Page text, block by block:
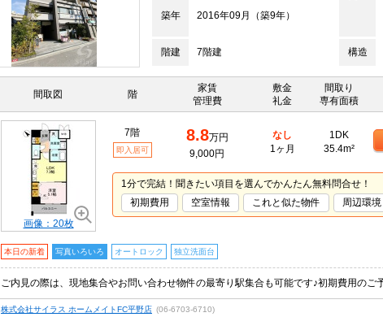
築年 2016年09月（築9年）
階建 7階建 構造
間取図 階
家賃
管理費
敷金
礼金
間取り
専有面積
画像：20枚
7階
即入居可
8.8万円
9,000円
なし
1ヶ月
1DK
35.4m²
1分で完結！聞きたい項目を選んでかんたん無料問合せ！
初期費用
空室情報 これと似た物件 周辺環境
本日の新着 写真いろいろ オートロック 独立洗面台
株式会社サイラス ホームメイトFC平野店 (06-6703-6710)